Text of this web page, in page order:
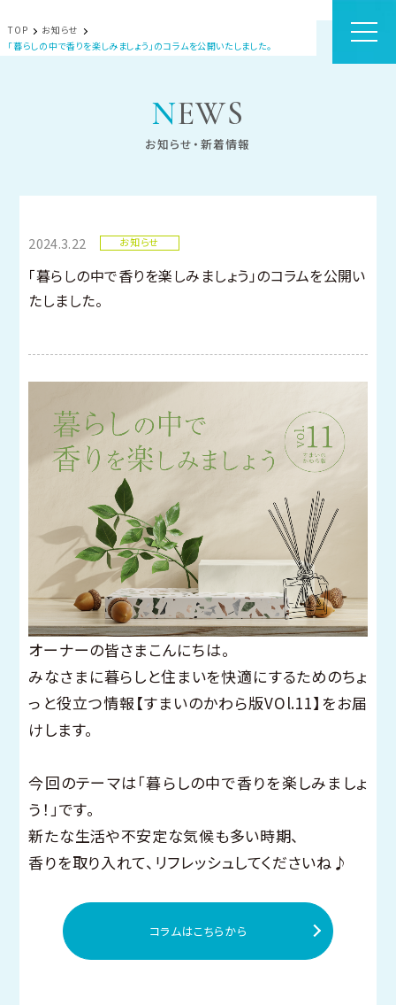
NEWS
お知らせ・新着情報
TOP
お知らせ
「暮らしの中で香りを楽しみましょう」のコラムを公開いたしました。
2024.3.22 お知らせ
「暮らしの中で香りを楽しみましょう」のコラムを公開い
たしました。
オーナーの皆さまこんにちは。
みなさまに暮らしと住まいを快適にするためのちょ
っと役立つ情報【すまいのかわら版VOl.11】をお届
けします。
今回のテーマは「暮らしの中で香りを楽しみましょ
う！」です。
新たな生活や不安定な気候も多い時期、
香りを取り入れて、リフレッシュしてくださいね♪
コラムはこちらから